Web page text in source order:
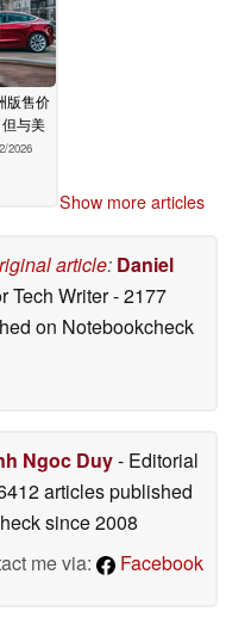
版售价
与美
2026
Show more articles
article: Daniel
Tech Writer- 2177
on Notebookcheck
Ngoc Duy- Editorial
articles published
since 2008
me via:
Facebook